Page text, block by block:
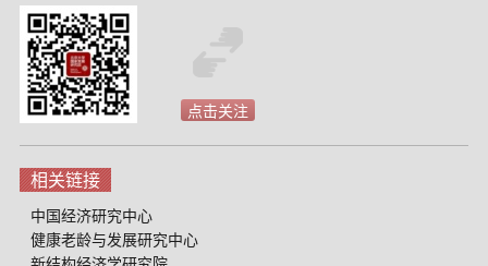
点击关注
相关链接
中国经济研究中心
健康老龄与发展研究中心